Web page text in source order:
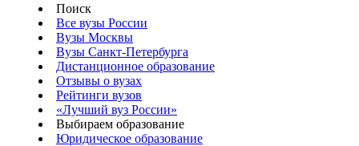
Поиск
Все вузы России
Вузы Москвы
Вузы Санкт-Петербурга
Дистанционное образование
Отзывы о вузах
Рейтинги вузов
«Лучший вуз России»
Выбираем образование
Юридическое образование